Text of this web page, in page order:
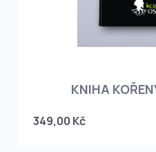
KNIHA
349,00 Kč